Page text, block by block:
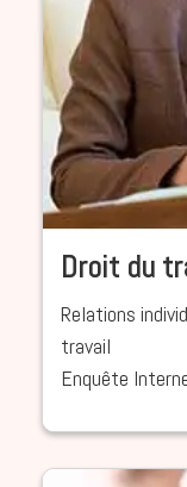
Droit du
Relations
travail
Enquête